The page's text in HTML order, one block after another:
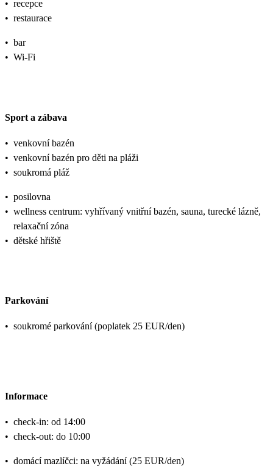
• recepce
• restaurace
• bar
• Wi-Fi
Sport a zábava
• venkovní bazén
• venkovní bazén pro děti na pláži
• soukromá pláž
• posilovna
• wellness centrum: vyhřívaný vnitřní bazén, sauna, turecké lázně,
relaxační zóna
• dětské hřiště
Parkování
• soukromé parkování (poplatek 25 EUR/den)
Informace
• check-in: od 14:00
• check-out: do 10:00
• domácí mazlíčci: na vyžádání (25 EUR/den)